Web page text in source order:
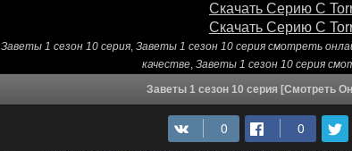
Скачать Серию С
Скачать Серию С
Заветы 1 сезон 10 серия, Заветы 1 сезон 10 серия смотреть
качестве, Заветы 1 сезон 10 серия
Заветы 1 сезон 10 серия [Смотреть